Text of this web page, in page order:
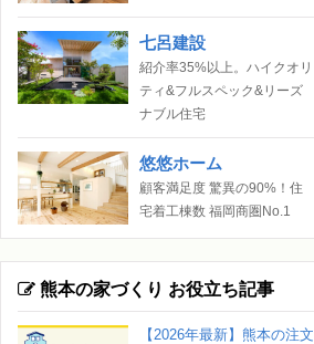
七呂建設
紹介率35%以上。ハイクオリ
ティ&フルスペック&リーズ
ナブル住宅
悠悠ホーム
顧客満足度 驚異の90%！住
宅着工棟数 福岡商圏No.1
熊本の家づくり お役立ち記事
【2026年最新】熊本の注文